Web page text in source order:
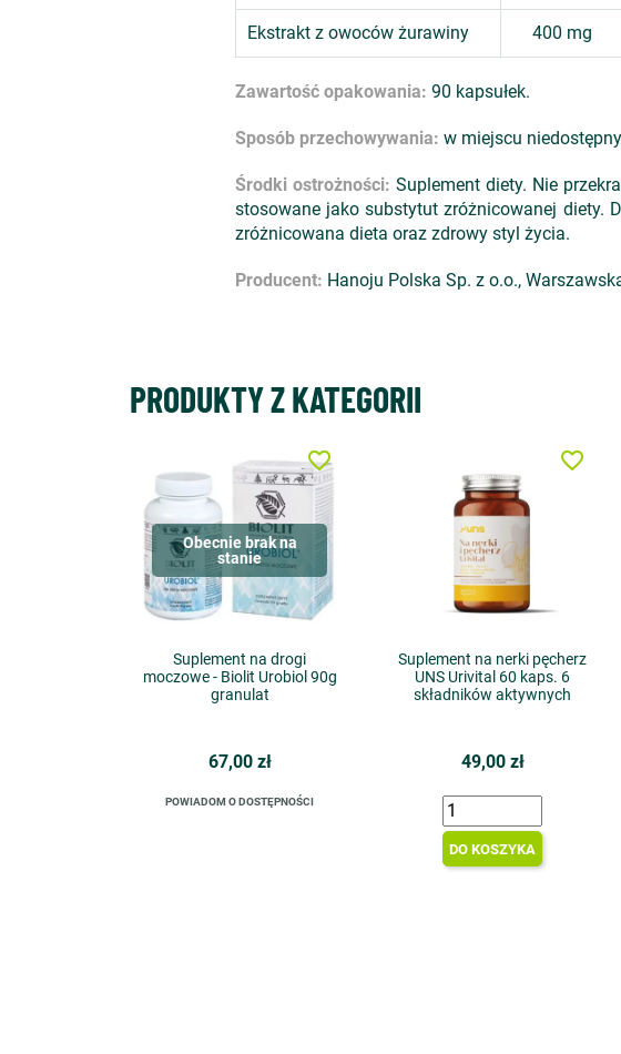
Ekstrakt z owoców żurawiny 400 mg
Zawartość opakowania: 90 kapsułek.
Sposób przechowywania: w miejscu
Środki ostrożności: Suplement diety. Nie
stosowane jako substytut zróżnicowanej diety.
zróżnicowana dieta oraz zdrowy styl życia.
Producent: Hanoju Polska Sp. z o.o.,
PRODUKTY Z KATEGORII
Obecnie brak na
stanie
Suplement na drogi
moczowe - Biolit Urobiol 90g
granulat
67,00 zł
POWIADOM O DOSTĘPNOŚCI
favorite_border
Suplement na nerki pęcherz
UNS Urivital 60 kaps. 6
składników aktywnych
49,00 zł
DO KOSZYKA
favorite_border